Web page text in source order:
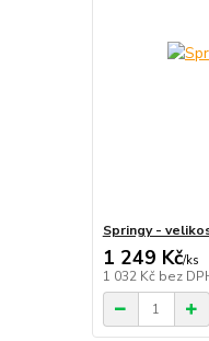
Springy -
1 249 Kč/ks
1 032 Kč bez